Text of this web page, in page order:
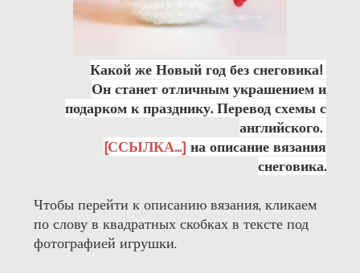
Какой же Новый год без снеговика!
Он станет отличным украшением и
подарком к празднику. Перевод схемы с
английского.
[ССЫЛКА...] на описание вязания
снеговика.
Чтобы перейти к описанию вязания, кликаем
по слову в квадратных скобках в тексте под
фотографией игрушки.